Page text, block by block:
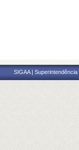
SIGAA |